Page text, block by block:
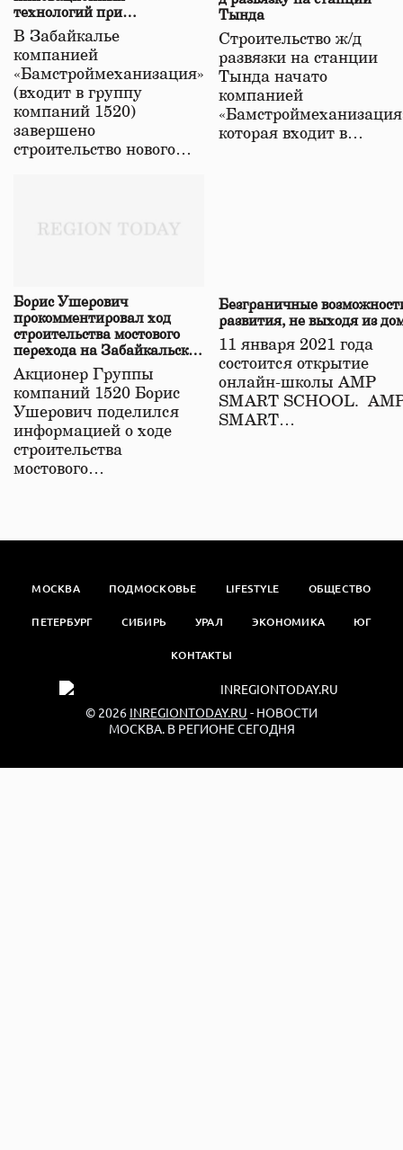
технологий при
строительстве нового моста
в Забайкалье
В Забайкалье
компанией
«Бамстроймеханизация»
(входит в группу
компаний 1520)
завершено
строительство нового…
Тында
Строительство ж/д
развязки на станции
Тында начато
компанией
которая входит в…
Борис Ушерович
прокомментировал ход
строительства мостового
перехода на Забайкальской
железной дороге
Акционер Группы
компаний 1520 Борис
Ушерович поделился
информацией о ходе
строительства
мостового…
Безграничные
развития, не выходя из
11 января 2021 года
состоится открытие
онлайн-школы АМР
SMART SCHOOL.
SMART…
МОСКВА ПОДМОСКОВЬЕ LIFESTYLE ОБЩЕСТВО
ПЕТЕРБУРГ СИБИРЬ УРАЛ ЭКОНОМИКА ЮГ
КОНТАКТЫ
© 2026 INREGIONTODAY.RU - НОВОСТИ
МОСКВА. В РЕГИОНЕ СЕГОДНЯ